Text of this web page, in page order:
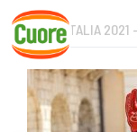
Skip
content
GIRO D’ITALIA 2021